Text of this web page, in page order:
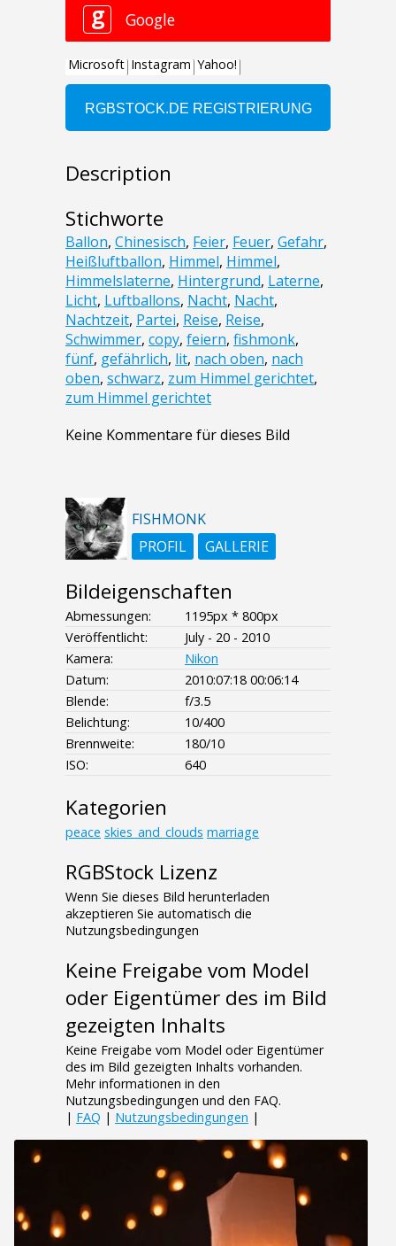
Description
Stichworte
Ballon, Chinesisch, Feier, Feuer, Gefahr,
Heißluftballon, Himmel, Himmel,
Himmelslaterne, Hintergrund, Laterne,
Licht, Luftballons, Nacht, Nacht,
Nachtzeit, Partei, Reise, Reise,
Schwimmer, copy, feiern, fishmonk,
fünf, gefährlich, lit, nach oben, nach
oben, schwarz, zum Himmel gerichtet,
zum Himmel gerichtet
Keine Kommentare für dieses Bild
FISHMONK
PROFIL
GALLERIE
Bildeigenschaften
Abmessungen:
1195px * 800px
Veröffentlicht:
July - 20 - 2010
Kamera:
Nikon
Datum:
2010:07:18 00:06:14
Blende:
f/3.5
Belichtung:
10/400
Brennweite:
180/10
ISO:
640
Kategorien
peace skies_and_clouds marriage
RGBStock Lizenz
Wenn Sie dieses Bild herunterladen
akzeptieren Sie automatisch die
Nutzungsbedingungen
Keine Freigabe vom Model
oder Eigentümer des im Bild
gezeigten Inhalts
Keine Freigabe vom Model oder Eigentümer
des im Bild gezeigten Inhalts vorhanden.
Mehr informationen in den
Nutzungsbedingungen und den FAQ.
| FAQ | Nutzungsbedingungen |